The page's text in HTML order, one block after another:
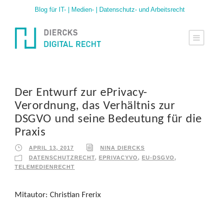
Blog für IT- | Medien- | Datenschutz- und Arbeitsrecht
Der Entwurf zur ePrivacy-
Verordnung, das Verhältnis zur
DSGVO und seine Bedeutung für die
Praxis
APRIL 13, 2017
NINA DIERCKS
DATENSCHUTZRECHT, EPRIVACYVO, EU-DSGVO,
TELEMEDIENRECHT
Mitautor: Christian Frerix